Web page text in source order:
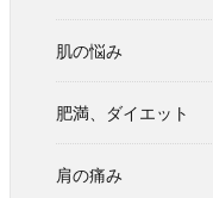
肌の悩み
肥満、ダイエット
肩の痛み